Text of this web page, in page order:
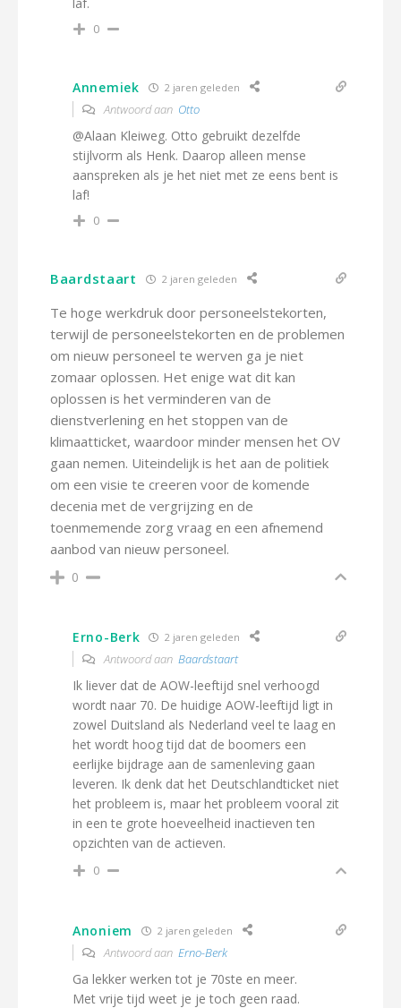
0
Annemiek 2 jaren geleden
Antwoord aan Otto
@Alaan Kleiweg. Otto gebruikt dezelfde
stijlvorm als Henk. Daarop alleen mense
aanspreken als je het niet met ze eens bent is
laf!
0
Baardstaart 2 jaren geleden
Te hoge werkdruk door personeelstekorten,
terwijl de personeelstekorten en de problemen
om nieuw personeel te werven ga je niet
zomaar oplossen. Het enige wat dit kan
oplossen is het verminderen van de
dienstverlening en het stoppen van de
klimaatticket, waardoor minder mensen het OV
gaan nemen. Uiteindelijk is het aan de politiek
om een visie te creeren voor de komende
decenia met de vergrijzing en de
toenmemende zorg vraag en een afnemend
aanbod van nieuw personeel.
0
Erno-Berk 2 jaren geleden
Antwoord aan Baardstaart
Ik liever dat de AOW-leeftijd snel verhoogd
wordt naar 70. De huidige AOW-leeftijd ligt in
zowel Duitsland als Nederland veel te laag en
het wordt hoog tijd dat de boomers een
eerlijke bijdrage aan de samenleving gaan
leveren. Ik denk dat het Deutschlandticket niet
het probleem is, maar het probleem vooral zit
in een te grote hoeveelheid inactieven ten
opzichten van de actieven.
0
Anoniem 2 jaren geleden
Antwoord aan Erno-Berk
Ga lekker werken tot je 70ste en meer.
Met vrije tijd weet je je toch geen raad.